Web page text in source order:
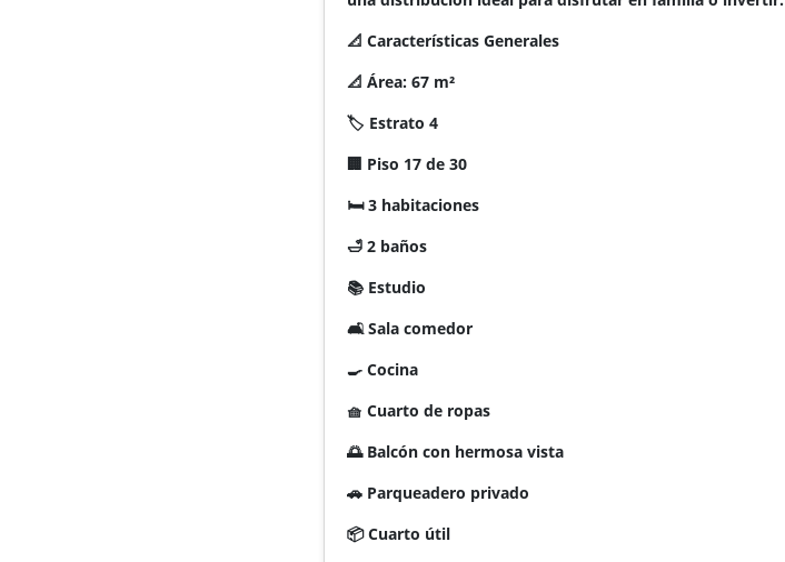
📐 Características Generales
📐 Área: 67 m²
🏷️ Estrato 4
🏢 Piso 17 de 30
🛏️ 3 habitaciones
🛁 2 baños
📚 Estudio
🛋️ Sala comedor
🍳 Cocina
🧺 Cuarto de ropas
🌅 Balcón con hermosa vista
🚗 Parqueadero privado
📦 Cuarto útil